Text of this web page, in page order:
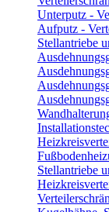
Unterputz -
Aufputz -
Stellantriebe
Stellantriebe